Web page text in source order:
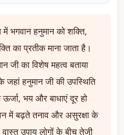
भगवान हनुमान को शक्ति,
का प्रतीक माना जाता है।
जी का विशेष महत्व बताया
जहां हनुमान जी की उपस्थिति
ऊर्जा, भय और बाधाएं दूर हो
में बढ़ते तनाव और असुरक्षा के
उपाय लोगों के बीच तेजी